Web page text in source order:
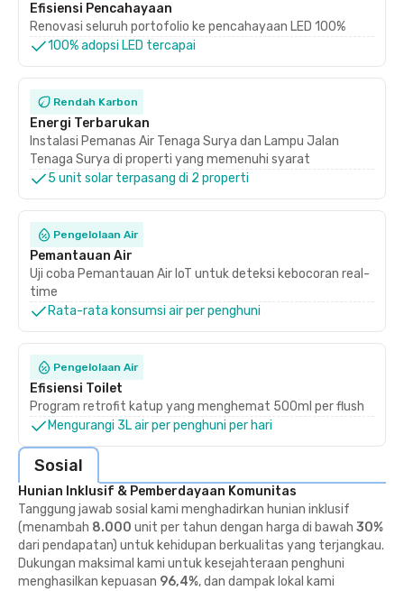
Efisiensi Pencahayaan
Renovasi seluruh portofolio ke pencahayaan LED 100%
100% adopsi LED tercapai
Rendah Karbon
Energi Terbarukan
Instalasi Pemanas Air Tenaga Surya dan Lampu Jalan
Tenaga Surya di properti yang memenuhi syarat
5 unit solar terpasang di 2 properti
Pengelolaan Air
Pemantauan Air
Uji coba Pemantauan Air IoT untuk deteksi kebocoran real-
time
Rata-rata konsumsi air per penghuni
Pengelolaan Air
Efisiensi Toilet
Program retrofit katup yang menghemat 500ml per flush
Mengurangi 3L air per penghuni per hari
Sosial
Hunian Inklusif & Pemberdayaan Komunitas
Tanggung jawab sosial kami menghadirkan hunian inklusif
(menambah 8.000 unit per tahun dengan harga di bawah 30%
dari pendapatan) untuk kehidupan berkualitas yang terjangkau.
Dukungan maksimal kami untuk kesejahteraan penghuni
menghasilkan kepuasan 96,4%, dan dampak lokal kami